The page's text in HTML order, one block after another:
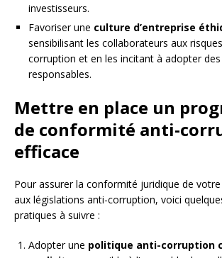
investisseurs.
Favoriser une culture d’entreprise
sensibilisant les collaborateurs aux
corruption et en les incitant à adopter
responsables.
Mettre en place un
de conformité anti-
efficace
Pour assurer la conformité juridique de
aux législations anti-corruption, voici
pratiques à suivre :
Adopter une politique anti-corruption